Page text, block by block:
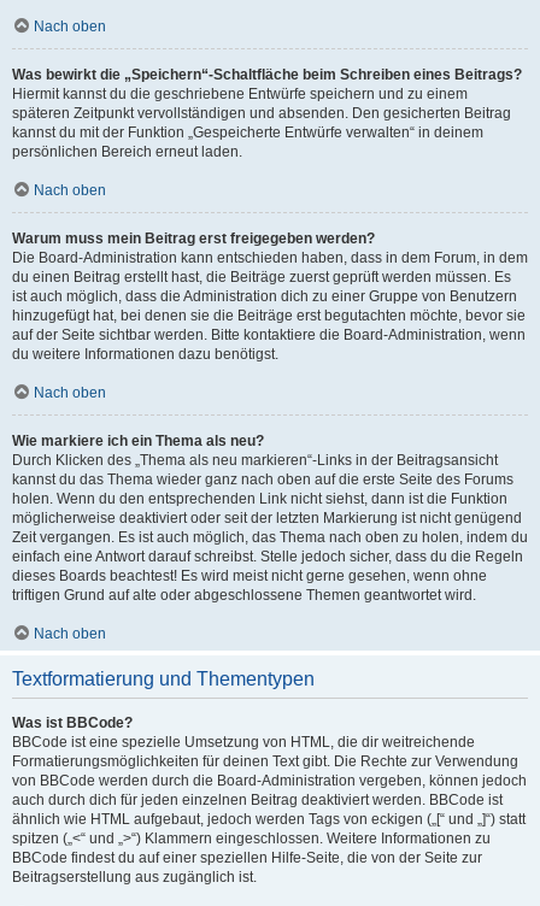
Nach oben
Was bewirkt die „Speichern“-Schaltfläche beim Schreiben eines Beitrags?
Hiermit kannst du die geschriebene Entwürfe speichern und zu einem
späteren Zeitpunkt vervollständigen und absenden. Den gesicherten Beitrag
kannst du mit der Funktion „Gespeicherte Entwürfe verwalten“ in deinem
persönlichen Bereich erneut laden.
Nach oben
Warum muss mein Beitrag erst freigegeben werden?
Die Board-Administration kann entschieden haben, dass in dem Forum, in dem
du einen Beitrag erstellt hast, die Beiträge zuerst geprüft werden müssen. Es
ist auch möglich, dass die Administration dich zu einer Gruppe von Benutzern
hinzugefügt hat, bei denen sie die Beiträge erst begutachten möchte, bevor sie
auf der Seite sichtbar werden. Bitte kontaktiere die Board-Administration, wenn
du weitere Informationen dazu benötigst.
Nach oben
Wie markiere ich ein Thema als neu?
Durch Klicken des „Thema als neu markieren“-Links in der Beitragsansicht
kannst du das Thema wieder ganz nach oben auf die erste Seite des Forums
holen. Wenn du den entsprechenden Link nicht siehst, dann ist die Funktion
möglicherweise deaktiviert oder seit der letzten Markierung ist nicht genügend
Zeit vergangen. Es ist auch möglich, das Thema nach oben zu holen, indem du
einfach eine Antwort darauf schreibst. Stelle jedoch sicher, dass du die Regeln
dieses Boards beachtest! Es wird meist nicht gerne gesehen, wenn ohne
triftigen Grund auf alte oder abgeschlossene Themen geantwortet wird.
Nach oben
Textformatierung und Thementypen
Was ist BBCode?
BBCode ist eine spezielle Umsetzung von HTML, die dir weitreichende
Formatierungsmöglichkeiten für deinen Text gibt. Die Rechte zur Verwendung
von BBCode werden durch die Board-Administration vergeben, können jedoch
auch durch dich für jeden einzelnen Beitrag deaktiviert werden. BBCode ist
ähnlich wie HTML aufgebaut, jedoch werden Tags von eckigen („[“ und „]“) statt
spitzen („<“ und „>“) Klammern eingeschlossen. Weitere Informationen zu
BBCode findest du auf einer speziellen Hilfe-Seite, die von der Seite zur
Beitragserstellung aus zugänglich ist.